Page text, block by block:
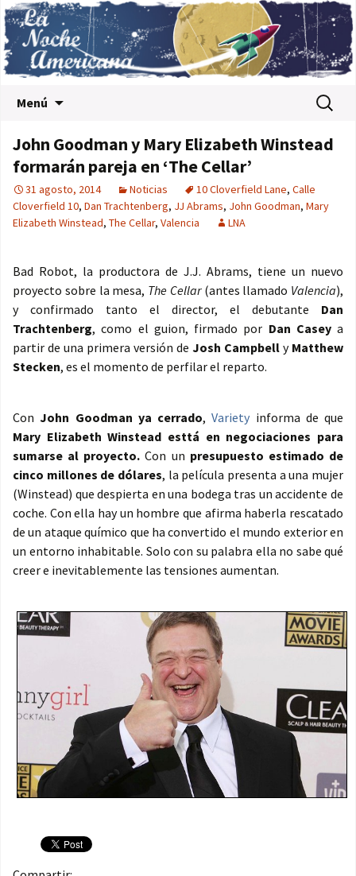
Menú Buscar:
John Goodman y Mary Elizabeth Winstead
formarán pareja en ‘The Cellar’
31 agosto, 2014 Noticias 10 Cloverfield Lane, Calle
Cloverfield 10, Dan Trachtenberg, JJ Abrams, John Goodman, Mary
Elizabeth Winstead, The Cellar, Valencia LNA
Bad Robot, la productora de J.J. Abrams, tiene un nuevo
proyecto sobre la mesa, The Cellar(antes llamado Valencia),
y confirmado tanto el director, el debutante Dan
Trachtenberg, como el guion, firmado por Dan Caseya
partir de una primera versión de Josh Campbell y Matthew
Stecken, es el momento de perfilar el reparto.
ConJohn Goodman ya cerrado,Variety informa de que
Mary Elizabeth Winstead esttá en negociaciones para
sumarse al proyecto. Con un presupuesto estimado de
cinco millones de dólares, la película presenta a una mujer
(Winstead) que despierta en una bodega tras un accidente de
coche. Con ella hay un hombre que afirma haberla rescatado
de un ataque químico que ha convertido el mundo exterior en
un entorno inhabitable. Solo con su palabra ella no sabe qué
creer e inevitablemente las tensiones aumentan.